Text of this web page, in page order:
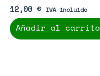
12,00 € IVA incluido
Añadir al carrito